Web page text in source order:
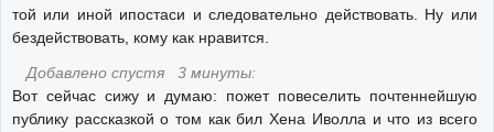
той или иной ипостаси и следовательно действовать. Ну или
бездействовать, кому как нравится.
Добавлено спустя 3 минуты:
Вот сейчас сижу и думаю: пожет повеселить почтеннейшую
публику рассказкой о том как бил Хена Иволла и что из всего